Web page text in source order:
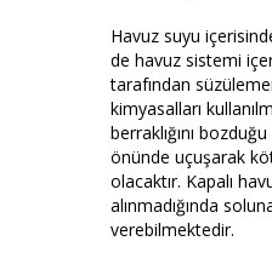
Havuz suyu
de havuz sistemi
tarafından
kimyasalları
berraklığını
önünde uçuşarak
olacaktır. Kapalı
alınmadığında
verebilmektedir.